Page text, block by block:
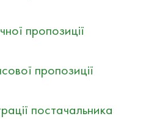
пропозиції
пропозиції
постачальника